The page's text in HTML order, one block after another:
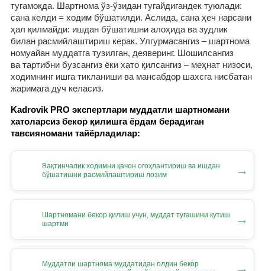
тугамоқда. Шартнома ўз-ўзидан тугайдигандек туюлади:
сана келди = ходим бўшатилди. Аслида, сана ҳеч нарсани
ҳал қилмайди: ишдан бўшатишни алоҳида ва зудлик
билан расмийлаштириш керак. Улгурмасангиз – шартнома
номуайан муддатга тузилган, деяверинг. Шошилсангиз
ва тартибни бузсангиз ёки хато қилсангиз – меҳнат низоси,
ходимнинг ишга тикланиши ва мансабдор шахсга нисбатан
жаримага дуч келасиз.
Kadrovik PRO экспертлари муддатли шартномани
хатоларсиз бекор қилишга ёрдам берадиган
тавсияномани тайёрладилар:
Вақтинчалик ходимни қачон огоҳлантириш ва ишдан
бўшатишни расмийлаштириш лозим
→
Шартномани бекор қилиш учун, муддат тугашини кутиш
шартми
→
Муддатли шартнома муддатидан олдин бекор